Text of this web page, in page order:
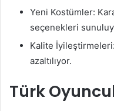
Yeni Kostümler:
seçenekleri
Kalite
azaltılıyor.
Türk